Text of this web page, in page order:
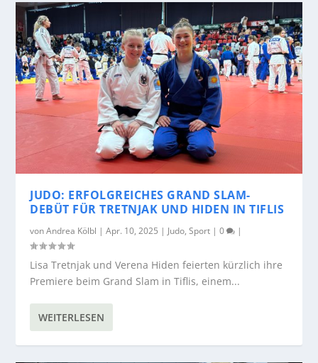
JUDO: ERFOLGREICHES GRAND SLAM-
DEBÜT FÜR TRETNJAK UND HIDEN IN TIFLIS
vonAndrea Kölbl |Apr. 10, 2025 | Judo,Sport |0 |
Lisa Tretnjak und Verena Hiden feierten kürzlich ihre
Premiere beim Grand Slam in Tiflis, einem...
WEITERLESEN